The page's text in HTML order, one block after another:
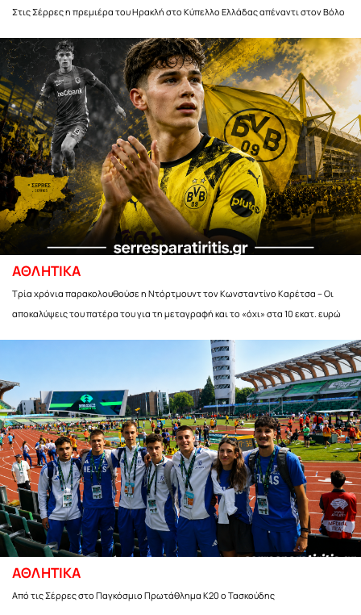
Στις Σέρρες η πρεμιέρα του Ηρακλή στο Κύπελλο Ελλάδας απέναντι στον Βόλο
ΑΘΛΗΤΙΚΑ
Τρία χρόνια παρακολουθούσε η Ντόρτμουντ τον Κωνσταντίνο Καρέτσα – Οι
αποκαλύψεις του πατέρα του για τη μεταγραφή και το «όχι» στα 10 εκατ. ευρώ
ΑΘΛΗΤΙΚΑ
Από τις Σέρρες στο Παγκόσμιο Πρωτάθλημα Κ20 ο Τασκούδης